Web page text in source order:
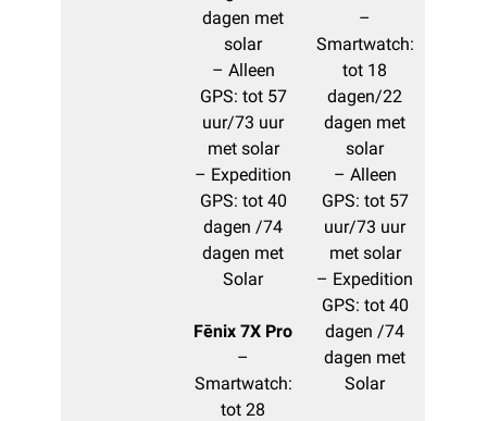
dagen met
solar
– Alleen
GPS: tot 57
uur/73 uur
met solar
– Expedition
GPS: tot 40
dagen /74
dagen met
Solar
Fēnix 7X Pro
–
Smartwatch:
tot 28
–
Smartwatch:
tot 18
dagen/22
dagen met
solar
– Alleen
GPS: tot 57
uur/73 uur
met solar
– Expedition
GPS: tot 40
dagen /74
dagen met
Solar